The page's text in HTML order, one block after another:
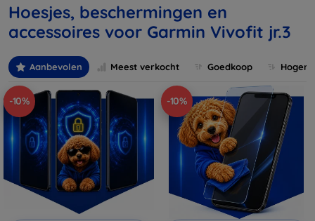
Hoesjes, beschermingen en
accessoires voor Garmin Vivofit jr.3
Aanbevolen Meest verkocht Goedkoop
-10% -10%